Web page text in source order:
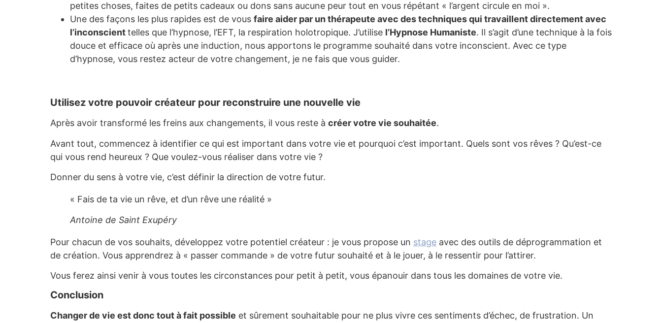
petites choses, faites de petits cadeaux ou dons sans aucune peur tout en vous répétant « l’argent circule en moi ».
Une des façons les plus rapides est de vous faire aider par un thérapeute avec des techniques qui travaillent directement avec
l’inconscienttelles que l’hypnose, l’EFT, la respiration holotropique. J’utilise l’Hypnose Humaniste. Il s’agit d’une technique à la fois
douce et efficace où après une induction, nous apportons le programme souhaité dans votre inconscient. Avec ce type
d’hypnose, vous restez acteur de votre changement, je ne fais que vous guider.
Utilisez votre pouvoir créateur pour reconstruire une nouvelle vie
Après avoir transformé les freins aux changements, il vous reste à créer votre vie souhaitée.
Avant tout, commencez à identifier ce qui est important dans votre vie et pourquoi c’est important. Quels sont vos rêves ? Qu’est-ce
qui vous rend heureux ? Que voulez-vous réaliser dans votre vie ?
Donner du sens à votre vie, c’est définir la direction de votre futur.
« Fais de ta vie un rêve, et d’un rêve une réalité »
Antoine de Saint Exupéry
Pour chacun de vos souhaits, développez votre potentiel créateur : je vous propose un stage avec des outils de déprogrammation et
de création. Vous apprendrez à « passer commande » de votre futur souhaité et à le jouer, à le ressentir pour l’attirer.
Vous ferez ainsi venir à vous toutes les circonstances pour petit à petit, vous épanouir dans tous les domaines de votre vie.
Conclusion
Changer de vie est donc tout à fait possible et sûrement souhaitable pour ne plus vivre ces sentiments d’échec, de frustration. Un